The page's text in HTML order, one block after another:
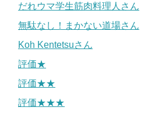
だれウマ学生筋肉料理人さん
無駄なし！まかない道場さん
Koh Kentetsuさん
評価★
評価★★
評価★★★